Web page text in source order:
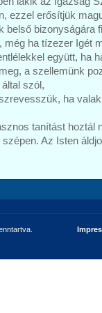
ezzel erősítjük
belső bizonyságára
még ha tízezer Igét
együtt, ha
a szellemünk
szól,
ha
tanítást hoztál
Az Isten